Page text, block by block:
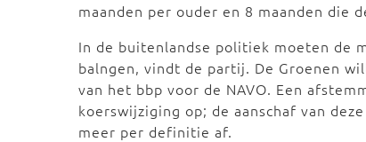
maanden per ouder en 8 maanden die
In de buitenlandse politiek moeten de
balngen, vindt de partij. De Groenen
van het bbp voor de NAVO. Een
koerswijziging op; de aanschaf van
meer per definitie af.